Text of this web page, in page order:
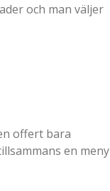
och man väljer
offert bara
en meny